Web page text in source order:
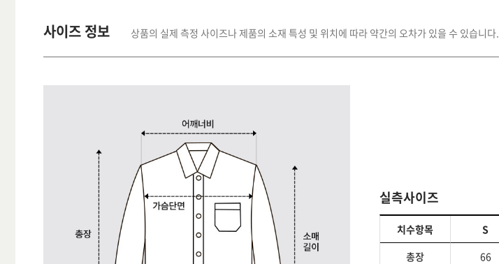
사이즈 정보 상품의 실제 측정 사이즈나 제품의 소재 특성 및 위치에 따라 약간의 오차가 있을 수 있습니다.
실측사이즈
치수항목 S
총장
66